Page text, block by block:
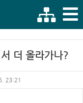
더 올라가나?
23:21